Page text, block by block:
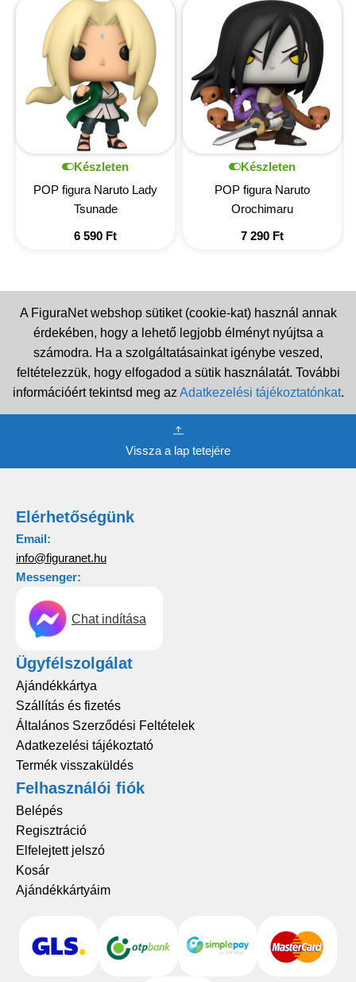
Készleten
POP figura Naruto Lady
Tsunade
6 590 Ft
Készleten
POP figura Naruto
Orochimaru
7 290 Ft
A FiguraNet webshop sütiket (cookie-kat) használ annak
érdekében, hogy a lehető legjobb élményt nyújtsa a
számodra. Ha a szolgáltatásainkat igénybe veszed,
feltételezzük, hogy elfogadod a sütik használatát. További
információért tekintsd meg az Adatkezelési tájékoztatónkat.
Vissza a lap tetejére
Elérhetőségünk
Email:
info@figuranet.hu
Messenger:
Chat indítása
Ügyfélszolgálat
Ajándékkártya
Szállítás és fizetés
Általános Szerződési Feltételek
Adatkezelési tájékoztató
Termék visszaküldés
Felhasználói fiók
Belépés
Regisztráció
Elfelejtett jelszó
Kosár
Ajándékkártyáim